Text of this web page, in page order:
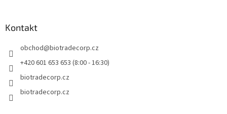
Kontakt
obchod@biotradecorp.cz
+420 601 653 653 (8:00 - 16:30)
biotradecorp.cz
biotradecorp.cz